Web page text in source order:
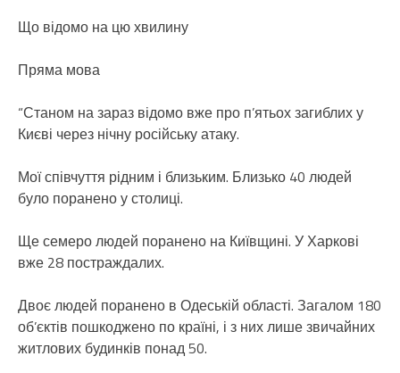
Що відомо на цю хвилину
Пряма мова
“Станом на зараз відомо вже про п’ятьох загиблих у
Києві через нічну російську атаку.
Мої співчуття рідним і близьким. Близько 40 людей
було поранено у столиці.
Ще семеро людей поранено на Київщині. У Харкові
вже 28 постраждалих.
Двоє людей поранено в Одеській області. Загалом 180
об’єктів пошкоджено по країні, і з них лише звичайних
житлових будинків понад 50.